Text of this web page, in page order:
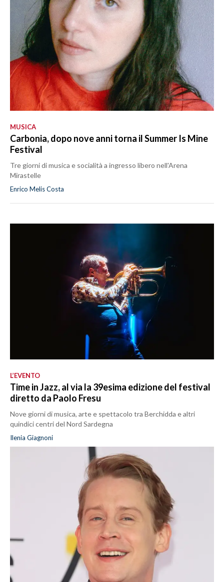
MUSICA
Carbonia, dopo nove anni torna il Summer Is Mine
Festival
Tre giorni di musica e socialità a ingresso libero nell'Arena
Mirastelle
Enrico Melis Costa
L’EVENTO
Time in Jazz, al via la 39esima edizione del festival
diretto da Paolo Fresu
Nove giorni di musica, arte e spettacolo tra Berchidda e altri
quindici centri del Nord Sardegna
Ilenia Giagnoni